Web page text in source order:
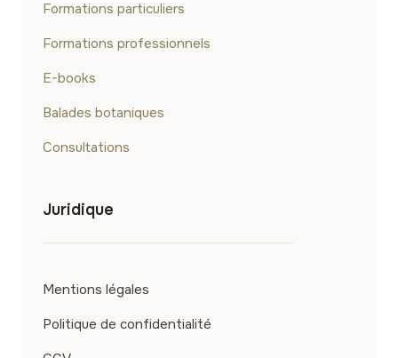
Formations particuliers
Formations professionnels
E-books
Balades botaniques
Consultations
Juridique
Mentions légales
Politique de confidentialité